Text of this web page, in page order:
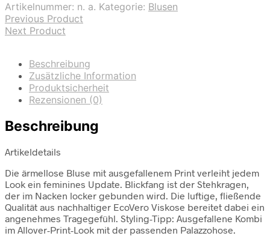
Artikelnummer: n. a. Kategorie: Blusen
Previous Product
Next Product
Beschreibung
Zusätzliche Information
Produktsicherheit
Rezensionen (0)
Beschreibung
Artikeldetails
Die ärmellose Bluse mit ausgefallenem Print verleiht jedem
Look ein feminines Update. Blickfang ist der Stehkragen,
der im Nacken locker gebunden wird. Die luftige, fließende
Qualität aus nachhaltiger EcoVero Viskose bereitet dabei ein
angenehmes Tragegefühl. Styling-Tipp: Ausgefallene Kombi
im Allover-Print-Look mit der passenden Palazzohose.